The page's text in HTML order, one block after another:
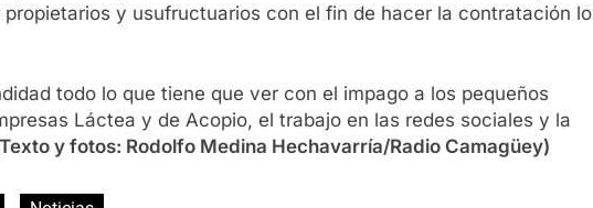
y usufructuarios con el fin de hacer la contratación lo
todo lo que tiene que ver con el impago a los pequeños
Láctea y de Acopio, el trabajo en las redes sociales y la
y fotos: Rodolfo Medina Hechavarría/Radio Camagüey)